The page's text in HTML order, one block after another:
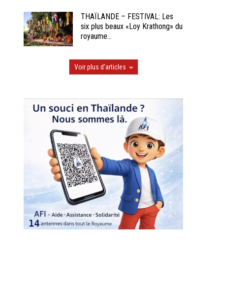
THAÏLANDE – FESTIVAL: Les
six plus beaux «Loy Krathong» du
royaume...
Voir plus d'articles